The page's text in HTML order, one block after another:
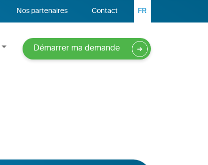
Nos partenaires Contact FR
Démarrer ma demande